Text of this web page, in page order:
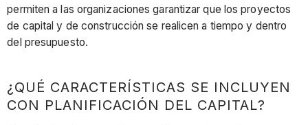
permiten a las organizaciones garantizar que los proyectos
de capital y de construcción se realicen a tiempo y dentro
del presupuesto.
¿QUÉ CARACTERÍSTICAS SE INCLUYEN
CON PLANIFICACIÓN DEL CAPITAL?